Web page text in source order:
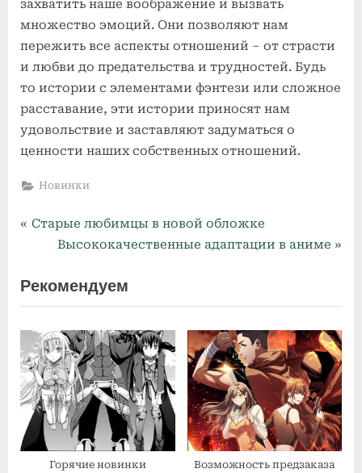
захватить наше воображение и вызвать
множество эмоций. Они позволяют нам
пережить все аспекты отношений – от страсти
и любви до предательства и трудностей. Будь
то истории с элементами фэнтези или сложное
расставание, эти истории приносят нам
удовольствие и заставляют задуматься о
ценности наших собственных отношений.
Новинки
Навигация
записям
P
v
i
o
u
s
P
o
t
Старые любимцы в новой обложке
N
x
t
P
o
s
t
:
Высококачественные адаптации в аниме
Рекомендуем
Горячие новинки
Возможность предзаказа